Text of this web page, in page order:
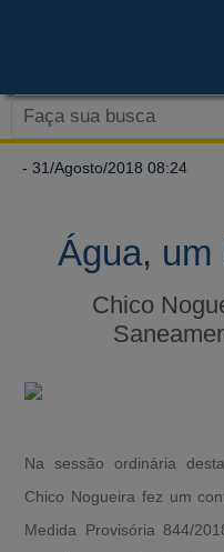
- 31/Agosto/2018 08:24
Água, um
Chico
Na sessão ordinária
Chico Nogueira fez um
Medida Provisória 844/